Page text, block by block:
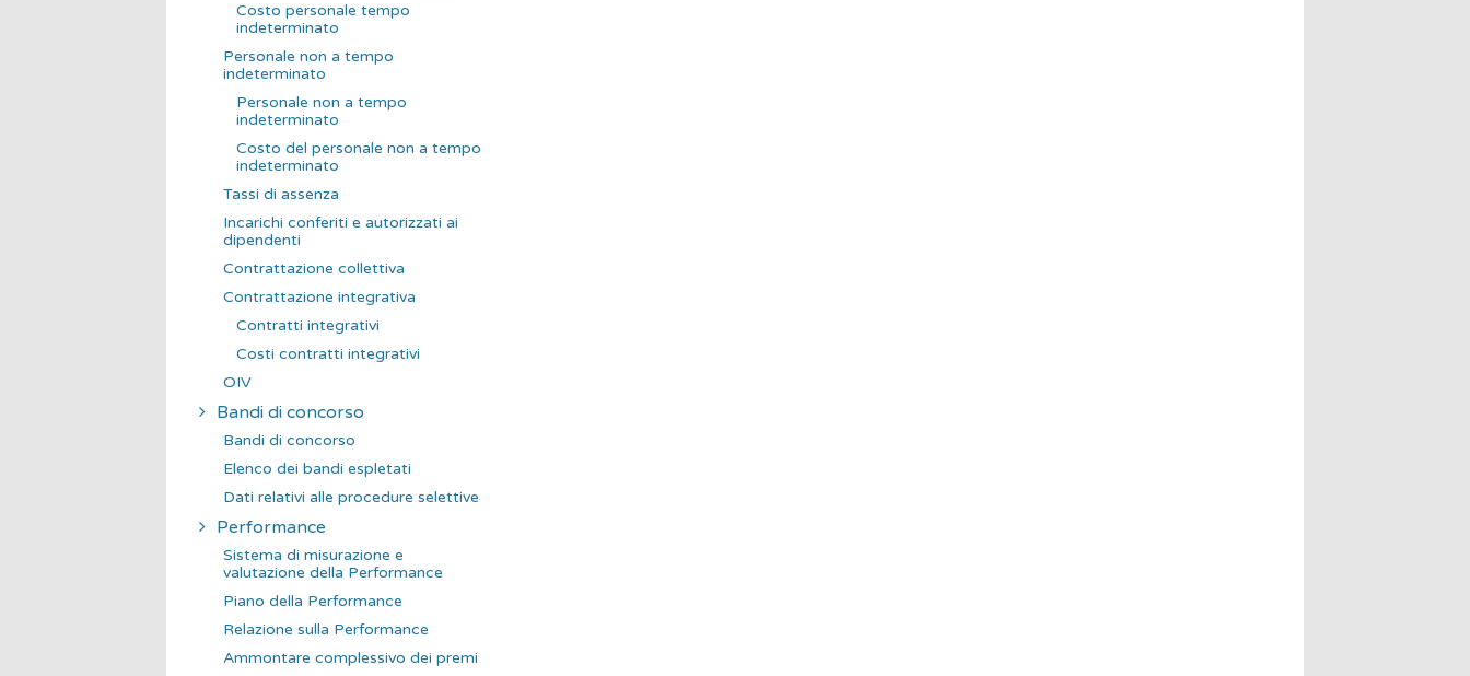
Costo personale tempo
indeterminato
Personale non a tempo
indeterminato
Personale non a tempo
indeterminato
Costo del personale non a tempo
indeterminato
Tassi di assenza
Incarichi conferiti e autorizzati ai
dipendenti
Contrattazione collettiva
Contrattazione integrativa
Contratti integrativi
Costi contratti integrativi
OIV
Bandi di concorso
Bandi di concorso
Elenco dei bandi espletati
Dati relativi alle procedure selettive
Performance
Sistema di misurazione e
valutazione della Performance
Piano della Performance
Relazione sulla Performance
Ammontare complessivo dei premi